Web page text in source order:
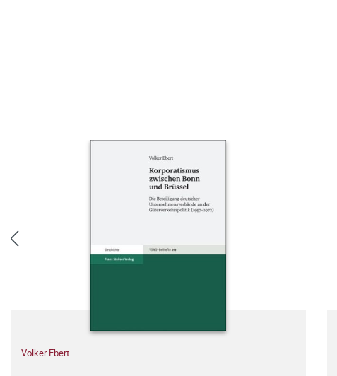
Volker Ebert